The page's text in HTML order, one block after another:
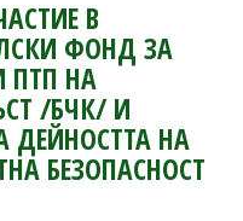
В
ФОНД ЗА
ПТП НА
/БЧК/ И
ДЕЙНОСТТА НА
БЕЗОПАСНОСТ